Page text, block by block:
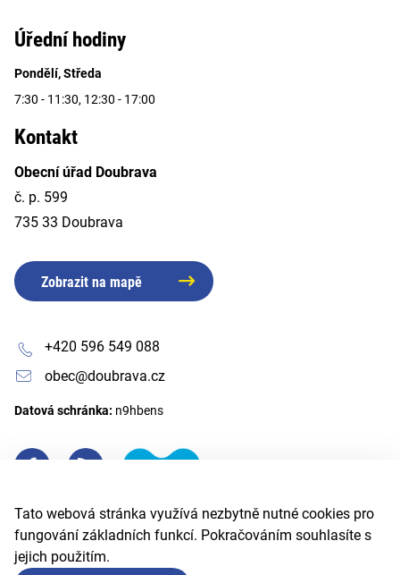
Tato webová stránka využívá nezbytně nutné cookies pro
fungování základních funkcí. Pokračováním souhlasíte s
jejich použitím.
Úřední hodiny
Pondělí, Středa
7:30 - 11:30, 12:30 - 17:00
Kontakt
Obecní úřad Doubrava
č. p. 599
735 33 Doubrava
Zobrazit na mapě
+420 596 549 088
obec@doubrava.cz
Datová schránka: n9hbens